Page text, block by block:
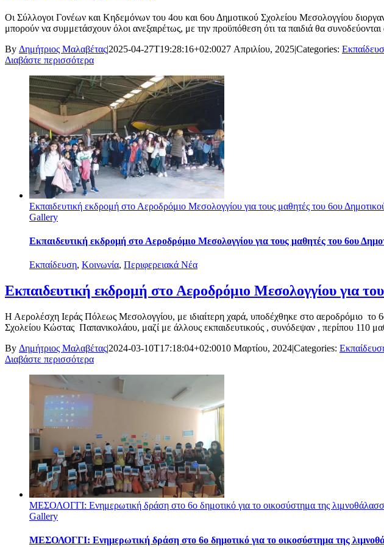
Οι Σύλλογοι Γονέων και Κηδεμόνων του 4ου και 6ου Δημοτικού Σχολείου Μεσολογγίου
μπορούν να συμμετάσχουν όλοι ανεξαιρέτως, με την προϋπόθεση ότι τα παιδιά θα
By Δημήτριος Μαλαβέτας|2025-04-27T19:28:16+02:0027 Απριλίου, 2025|Categories:
Διαβάστε περισσότερα
Εκπαιδευτική εκδρομή στο Αεροδρόμιο Μεσολογγίου για τους μαθητές του 6ου
Gallery
Εκπαιδευτική εκδρομή στο Αεροδρόμιο Μεσολογγίου για τους μαθητές του 6ου
Εκπαίδευση, Κοινωνία, Περιφερειακά Νέα
Εκπαιδευτική εκδρομή στο Αεροδρόμιο Μεσολογγίου για
Η Αερολέσχη Ιεράς Πόλεως Μεσολογγίου, με ιδιαίτερη χαρά, υποδέχθηκε στο αεροδρόμιο το
Σχολείου Κώστας Παπανικολάου, μαζί με άλλους εκπαιδευτικούς , συνόδεψαν , περίπου 110
By Δημήτριος Μαλαβέτας|2024-03-10T17:18:04+02:0010 Μαρτίου, 2024|Categories:
Διαβάστε περισσότερα
ΜΕΣΟΛΟΓΓΙ: Ενημερωτική δράση στο 6ο δημοτικό για το οικοσύστημα της
Gallery
ΜΕΣΟΛΟΓΓΙ: Ενημερωτική δράση στο 6ο δημοτικό για το οικοσύστημα της